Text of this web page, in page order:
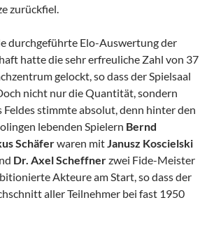
zurückfiel.
durchgeführte Elo-Auswertung der
hatte die sehr erfreuliche Zahl von 37
gelockt, so dass der Spielsaal
nicht nur die Quantität, sondern
stimmte absolut, denn hinter den
lebenden Spielern Bernd
Schäferwaren mitJanusz Koscielski
Dr. Axel Scheffnerzwei Fide-Meister
Akteure am Start, so dass der
aller Teilnehmer bei fast 1950